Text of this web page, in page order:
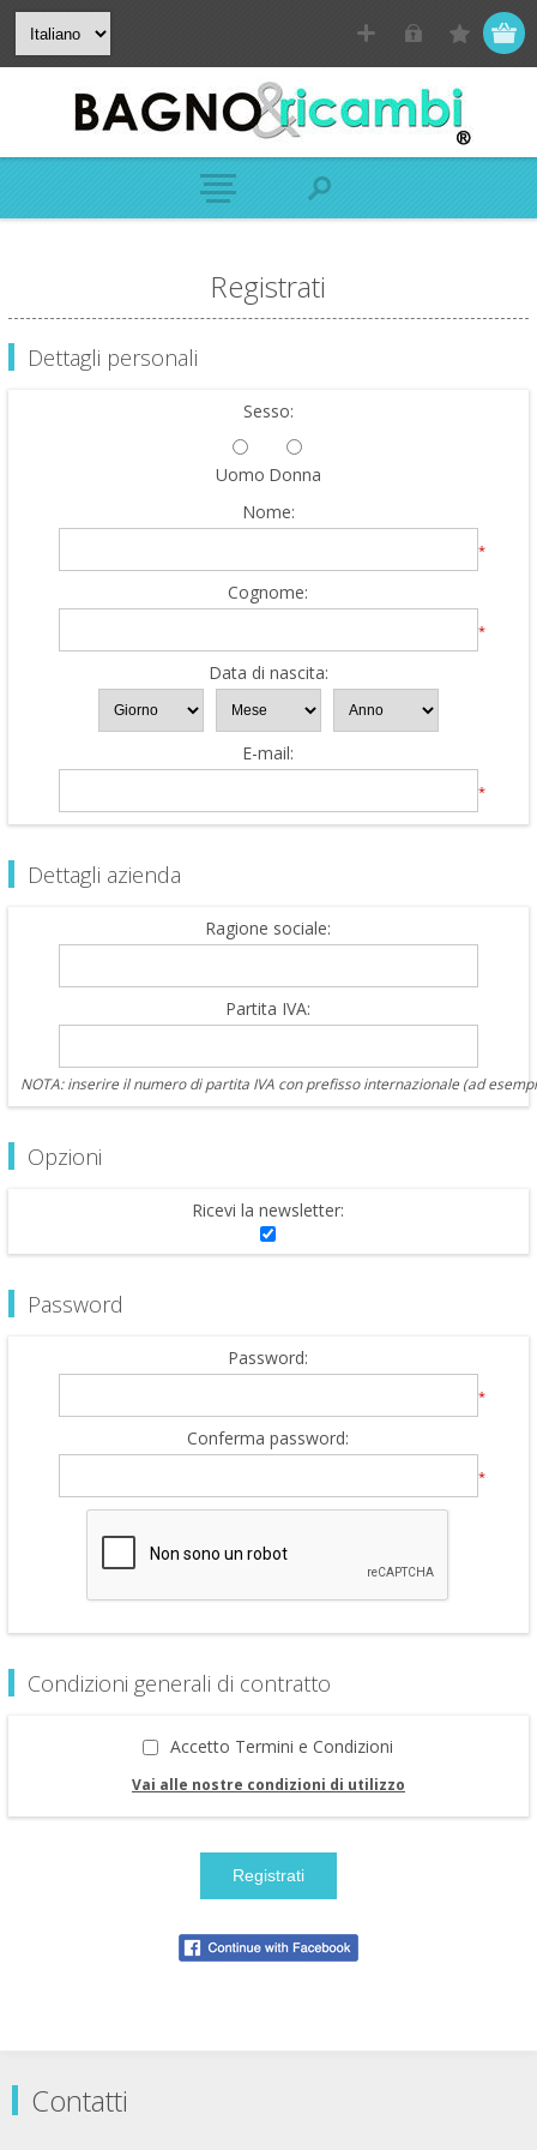
Registrati
Dettagli personali
Sesso:
Uomo Donna
Nome:
*
Cognome:
*
Data di nascita:
E-mail:
*
Dettagli azienda
Ragione sociale:
Partita IVA:
NOTA: inserire il numero di partita IVA con prefisso internazionale (ad
Opzioni
Ricevi la newsletter:
Password
Password:
*
Conferma password:
*
Condizioni generali di contratto
Accetto Termini e Condizioni
Vai alle nostre condizioni di utilizzo
Contatti